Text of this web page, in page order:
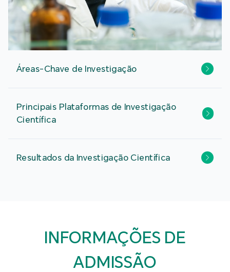
Áreas-Chave de Investigação
Principais Plataformas de Investigação
Científica
Resultados da Investigação Científica
INFORMAÇÕES DE
ADMISSÃO